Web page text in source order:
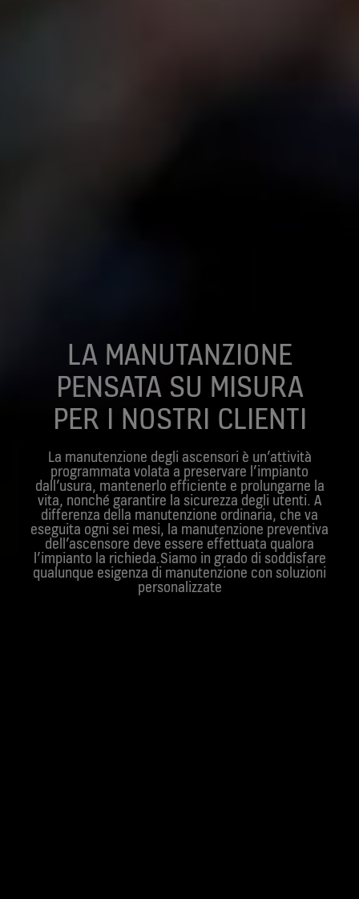
LA MANUTANZIONE
PENSATA SU MISURA
PER I NOSTRI CLIENTI
La manutenzione degli ascensori è un’attività
programmata volata a preservare l’impianto
dall’usura, mantenerlo efficiente e prolungarne la
vita, nonché garantire la sicurezza degli utenti. A
differenza della manutenzione ordinaria, che va
eseguita ogni sei mesi, la manutenzione preventiva
dell’ascensore deve essere effettuata qualora
l’impianto la richieda.Siamo in grado di soddisfare
qualunque esigenza di manutenzione con soluzioni
personalizzate